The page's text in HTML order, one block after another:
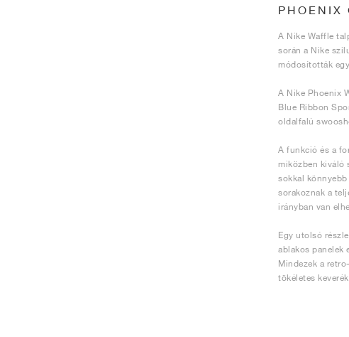
PHOENIX
A Nike Waffle
során a Nike
módosították
A Nike Phoenix
Blue Ribbon
oldalfalú
A funkció és a
miközben kiváló
sokkal
sorakoznak a
irányban van
Egy utolsó
ablakos panelek
Mindezek a
tökéletes